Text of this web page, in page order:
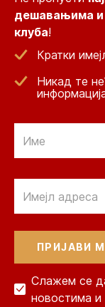
дешавањима и
клуба!
Кратки
Никад те
Слажем се
новостима и